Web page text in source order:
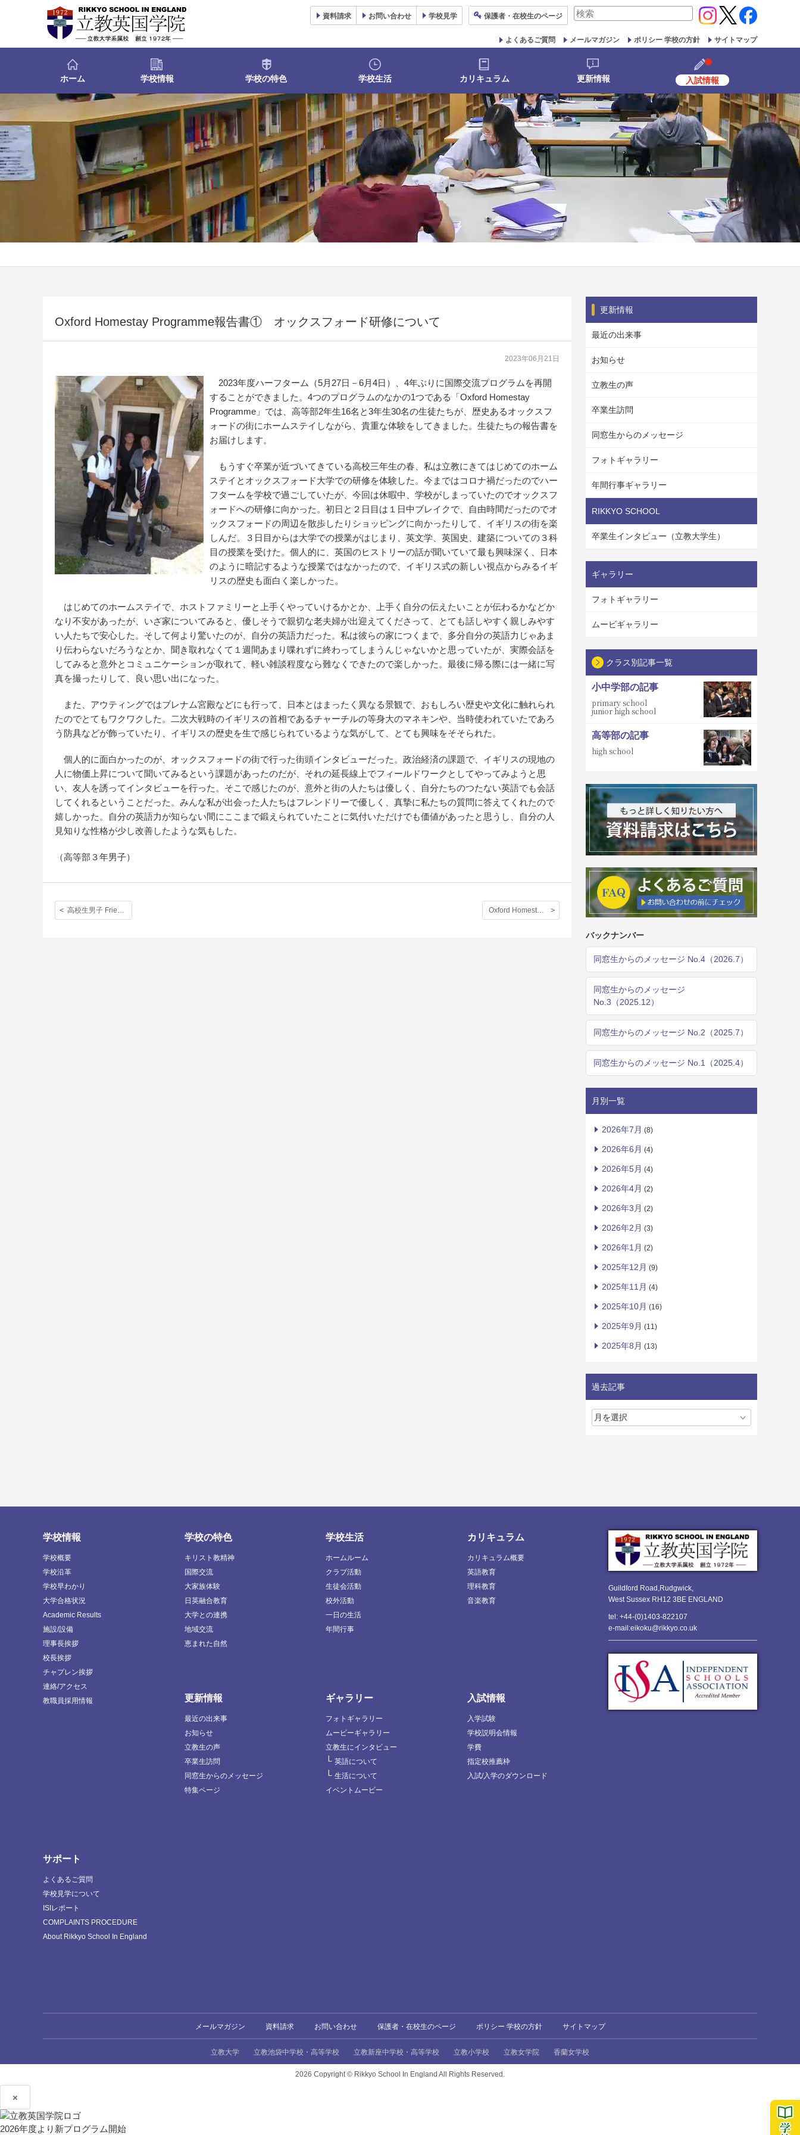
資料請求 お問い合わせ 学校見学 保護者 ・在校生のページ
検
対
象:
よくあるご質問 メールマガジン ポリシー 学校の方針 サイトマップ
ホーム 学校情報 学校の特色 学校生活 カリキュラム 更新情報 入試情報
Oxford Homestay Programme報告書① オックスフォード研修について
2023年06月21日
2023年度ハーフターム（5月27日－6月4日）、4年ぶりに国際交流プログラムを再開
することができました。4つのプログラムのなかの1つである「Oxford Homestay
Programme」では、高等部2年生16名と3年生30名の生徒たちが、歴史あるオックスフ
ォードの街にホームステイしながら、貴重な体験をしてきました。生徒たちの報告書を
お届けします。
もうすぐ卒業が近づいてきている高校三年生の春、私は立教にきてはじめてのホーム
ステイとオックスフォード大学での研修を体験した。今まではコロナ禍だったのでハー
フタームを学校で過ごしていたが、今回は休暇中、学校がしまっていたのでオックスフ
ォードへの研修に向かった。初日と２日目は１日中ブレイクで、自由時間だったのでオ
ックスフォードの周辺を散歩したりショッピングに向かったりして、イギリスの街を楽
しんだ。３日目からは大学での授業がはじまり、英文学、英国史、建築についての３科
目の授業を受けた。個人的に、英国のヒストリーの話が聞いていて最も興味深く、日本
のように暗記するような授業ではなかったので、イギリス式の新しい視点からみるイギ
リスの歴史も面白く楽しかった。
はじめてのホームステイで、ホストファミリーと上手くやっていけるかとか、上手く自分の伝えたいことが伝わるかなどか
なり不安があったが、いざ家についてみると、優しそうで親切な老夫婦が出迎えてくださって、とても話しやすく親しみやす
い人たちで安心した。そして何より驚いたのが、自分の英語力だった。私は彼らの家につくまで、多分自分の英語力じゃあま
り伝わらないだろうなとか、聞き取れなくて１週間あまり喋れずに終わってしまうんじゃないかと思っていたが、実際会話を
してみると意外とコミュニケーションが取れて、軽い雑談程度なら難なくできたので楽しかった。最後に帰る際には一緒に写
真を撮ったりして、良い思い出になった。
また、アウティングではブレナム宮殿などにも行って、日本とはまったく異なる景観で、おもしろい歴史や文化に触れられ
たのでとてもワクワクした。二次大戦時のイギリスの首相であるチャーチルの等身大のマネキンや、当時使われていたであろ
う防具などが飾っていたり、イギリスの歴史を生で感じられているような気がして、とても興味をそそられた。
個人的に面白かったのが、オックスフォードの街で行った街頭インタビューだった。政治経済の課題で、イギリスの現地の
人に物価上昇について聞いてみるという課題があったのだが、それの延長線上でフィールドワークとしてやってみようと思
い、友人を誘ってインタビューを行った。そこで感じたのが、意外と街の人たちは優しく、自分たちのつたない英語でも会話
してくれるということだった。みんな私が出会った人たちはフレンドリーで優しく、真摯に私たちの質問に答えてくれたので
嬉しかった。自分の英語力が知らない間にここまで鍛えられていたことに気付いただけでも価値があったと思うし、自分の人
見知りな性格が少し改善したような気もした。
（高等部３年男子）
高校生男子 Friendly Relay Match with Christ’s Hospital Oxford Homestay Programme報告書② Oxford研修について
更新情報
最近の出来事
お知らせ
立教生の声
卒業生訪問
同窓生からのメッセージ
フォトギャラリー
年間行事ギャラリー
RIKKYO SCHOOL
卒業生インタビュー（立教大学生）
ギャラリー
フォトギャラリー
ムービギャラリー
クラス別記事一覧
小中学部の記事
primary school
junior high school
高等部の記事
high school
バックナンバー
同窓生からのメッセージ No.4（2026.7）
同窓生からのメッセージ
No.3（2025.12）
同窓生からのメッセージ No.2（2025.7）
同窓生からのメッセージ No.1（2025.4）
月別一覧
2026年7月 (8)
2026年6月 (4)
2026年5月 (4)
2026年4月 (2)
2026年3月 (2)
2026年2月 (3)
2026年1月 (2)
2025年12月 (9)
2025年11月 (4)
2025年10月 (16)
2025年9月 (11)
2025年8月 (13)
過去記事
Guildford Road,Rudgwick,
West Sussex RH12 3BE ENGLAND
tel: +44-(0)1403-822107
e-mail:eikoku@rikkyo.co.uk
学校情報
学校概要
学校沿革
学校早わかり
大学合格状況
Academic Results
施設/設備
理事長挨拶
校長挨拶
チャプレン挨拶
連絡/アクセス
教職員採用情報
学校の特色
キリスト教精神
国際交流
大家族体験
日英融合教育
大学との連携
地域交流
恵まれた自然
学校生活
ホームルーム
クラブ活動
生徒会活動
校外活動
一日の生活
年間行事
カリキュラム
カリキュラム概要
英語教育
理科教育
音楽教育
更新情報
最近の出来事
お知らせ
立教生の声
卒業生訪問
同窓生からのメッセージ
特集ページ
ギャラリー
フォトギャラリー
ムービーギャラリー
立教生にインタビュー
└ 英語について
└ 生活について
イベントムービー
入試情報
入学試験
学校説明会情報
学費
指定校推薦枠
入試/入学のダウンロード
サポート
よくあるご質問
学校見学について
ISIレポート
COMPLAINTS PROCEDURE
About Rikkyo School In England
メールマガジン 資料請求 お問い合わせ 保護者・在校生のページ ポリシー 学校の方針 サイトマップ
立教大学 立教池袋中学校・高等学校 立教新座中学校・高等学校 立教小学校 立教女学院 香蘭女学校
2026 Copyright © Rikkyo School In England All Rights Reserved.
×
2026年度より新プログラム開始